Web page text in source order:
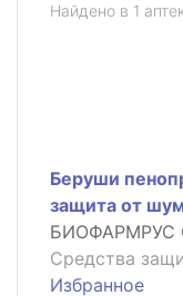
Найдено в 1
Беруши
защита от
БИОФАРМРУС
Средства
Избранное